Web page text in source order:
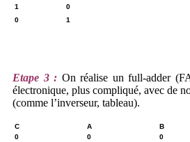
1
0
0
1
Etape 3 : On réalise un full-adder
électronique, plus compliqué, avec de
(comme l’inverseur, tableau).
C A
B
0
0
0